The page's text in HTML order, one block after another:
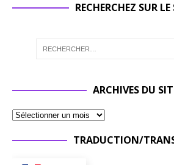
RECHERCHEZ SUR LE
ARCHIVES DU
TRADUCTION/